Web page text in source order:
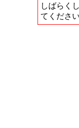
しばらく
てください